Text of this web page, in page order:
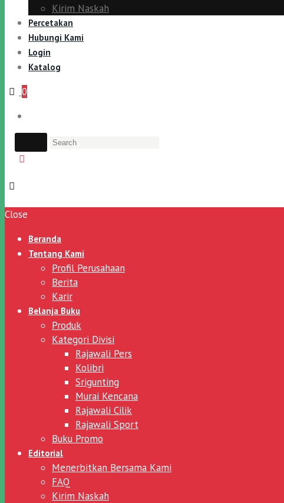
Kirim Naskah
Percetakan
Hubungi Kami
Login
Katalog
0
Close
Beranda
Tentang Kami
Profil Perusahaan
Berita
Karir
Belanja Buku
Produk
Kategori Divisi
Rajawali Pers
Kolibri
Srigunting
Murai Kencana
Rajawali Cilik
Rajawali Sport
Buku Promo
Editorial
Menerbitkan Bersama Kami
FAQ
Kirim Naskah